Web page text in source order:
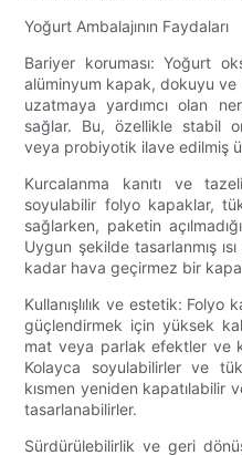
Yoğurt Ambalajının Faydaları
Bariyer koruması: Yoğurt
alüminyum kapak, dokuyu
uzatmaya yardımcı olan
sağlar. Bu, özellikle stabil
veya probiyotik ilave edilmiş
Kurcalanma kanıtı ve
soyulabilir folyo kapaklar,
sağlarken, paketin
Uygun şekilde tasarlanmış ısı
kadar hava geçirmez bir
Kullanışlılık ve estetik:
güçlendirmek için yüksek
mat veya parlak efektler ve
Kolayca soyulabilirler ve
kısmen yeniden kapatılabilir
tasarlanabilirler.
Sürdürülebilirlik ve geri